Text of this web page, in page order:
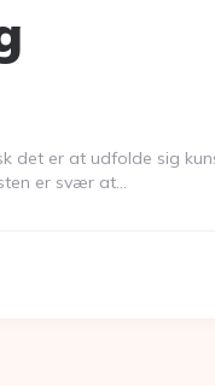
det er at udfolde sig
er svær at…